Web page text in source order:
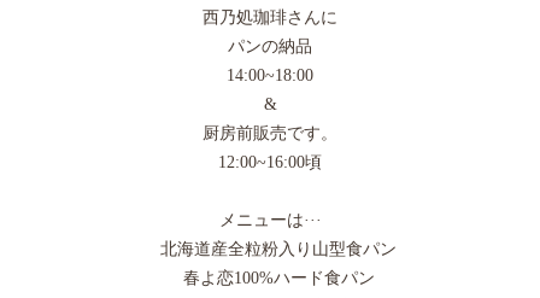
西乃処珈琲さんに
パンの納品
14:00~18:00
&
厨房前販売です。
12:00~16:00頃
メニューは···
北海道産全粒粉入り山型食パン
春よ恋100%ハード食パン